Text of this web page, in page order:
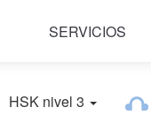
SERVICIOS
HSK nivel 3